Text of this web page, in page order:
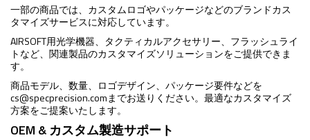
一部の商品では、カスタムロゴやパッケージなどのブランドカス
タマイズサービスに対応しています。
AIRSOFT用光学機器、タクティカルアクセサリー、フラッシュライ
トなど、関連製品のカスタマイズソリューションをご提供できま
す。
商品モデル、数量、ロゴデザイン、パッケージ要件などを
cs@specprecision.comまでお送りください。最適なカスタマイズ
方案をご提案いたします。
OEM & カスタム製造サポート